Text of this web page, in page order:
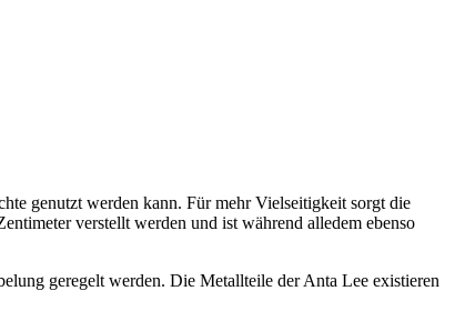
genutzt werden kann. Für mehr Vielseitigkeit sorgt die
verstellt werden und ist während alledem ebenso
geregelt werden. Die Metallteile der Anta Lee existieren